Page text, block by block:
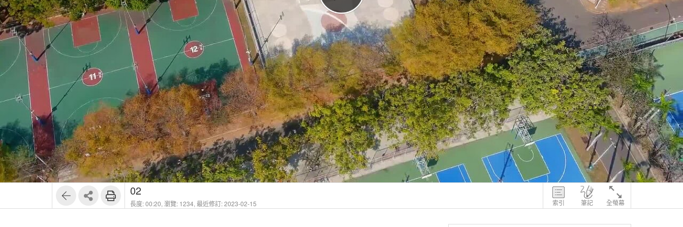
索引 筆記 全螢幕
02
長度: 00:20, 瀏覽: 1234, 最近修訂: 2023-02-15